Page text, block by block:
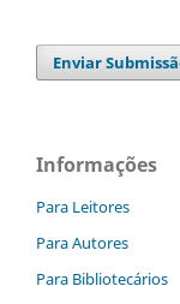
Enviar
Informações
Para Leitores
Para Autores
Para Bibliotecários